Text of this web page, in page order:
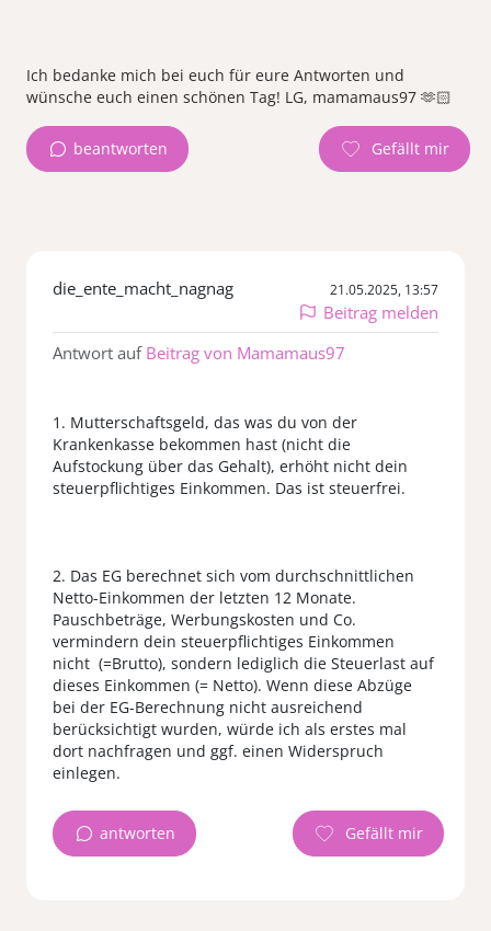
Ich bedanke mich bei euch für eure Antworten und
beantworten
die_ente_macht_nagnag 21.05.2025, 13:57
Beitrag melden
Antwort auf Beitrag von Mamamaus97
1. Mutterschaftsgeld, das was du von der
Krankenkasse bekommen hast (nicht die
Aufstockung über das Gehalt), erhöht nicht dein
steuerpflichtiges Einkommen. Das ist steuerfrei.
2. Das EG berechnet sich vom durchschnittlichen
Netto-Einkommen der letzten 12 Monate.
Pauschbeträge, Werbungskosten und Co.
vermindern dein steuerpflichtiges Einkommen
nicht (=Brutto), sondern lediglich die Steuerlast auf
dieses Einkommen (= Netto). Wenn diese Abzüge
bei der EG-Berechnung nicht ausreichend
berücksichtigt wurden, würde ich als erstes mal
dort nachfragen und ggf. einen Widerspruch
antworten